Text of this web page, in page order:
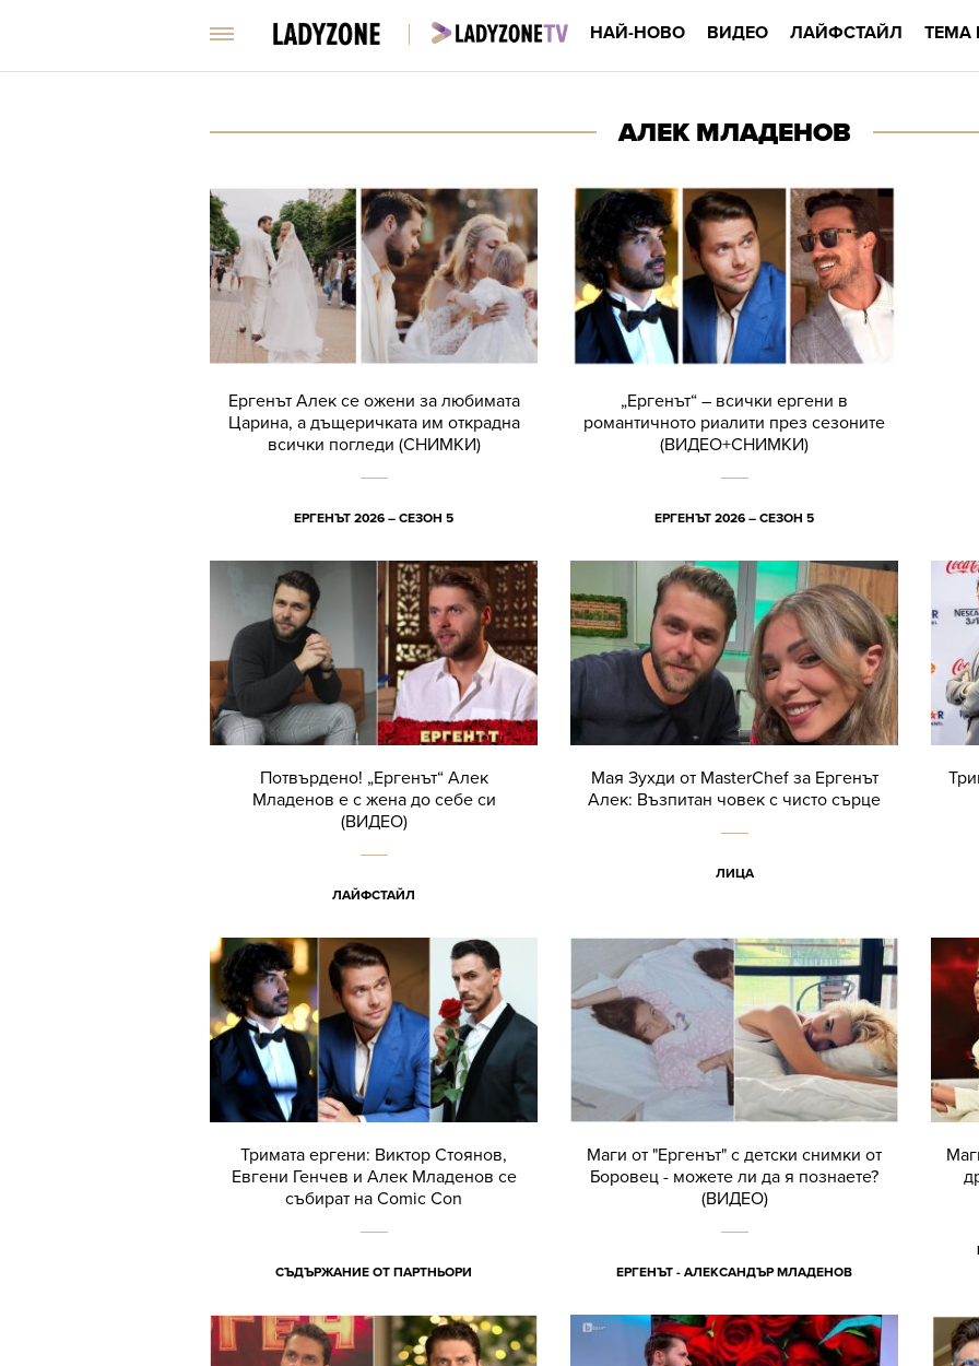
НАЙ-НОВО ВИДЕО ЛАЙФСТАЙЛ ТЕМА
АЛЕК МЛАДЕНОВ
Ергенът Алек се ожени за любимата
Царина, а дъщеричката им открадна
всички погледи (СНИМКИ)
ЕРГЕНЪТ 2026 – СЕЗОН 5
„Ергенът“ – всички ергени в
романтичното риалити през сезоните
(ВИДЕО+СНИМКИ)
ЕРГЕНЪТ 2026 – СЕЗОН 5
Потвърдено! „Ергенът“ Алек
Младенов е с жена до себе си
(ВИДЕО)
ЛАЙФСТАЙЛ
Мая Зухди от MasterChef за Ергенът
Алек: Възпитан човек с чисто сърце
ЛИЦА
Тримата ергени: Виктор Стоянов,
Евгени Генчев и Алек Младенов се
събират на Comic Con
СЪДЪРЖАНИЕ ОТ ПАРТНЬОРИ
Маги от "Ергенът" с детски снимки от
Боровец - можете ли да я познаете?
(ВИДЕО)
ЕРГЕНЪТ - АЛЕКСАНДЪР МЛАДЕНОВ